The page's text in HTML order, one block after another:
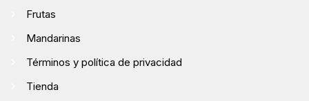
Frutas
Mandarinas
Términos y política de privacidad
Tienda